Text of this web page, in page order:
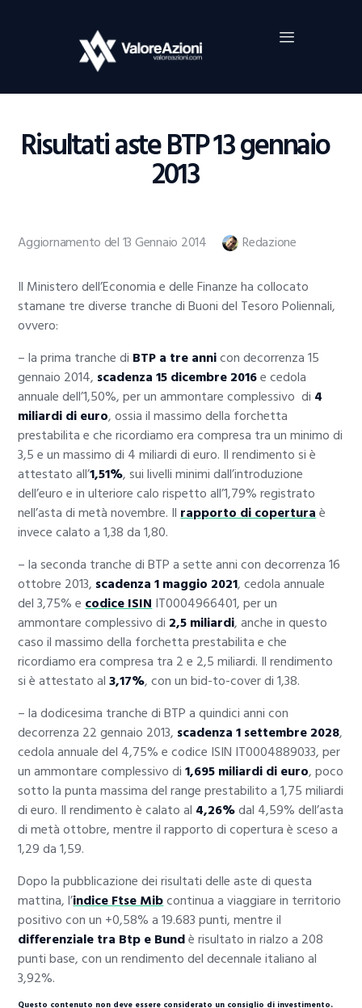
Risultati aste BTP 13 gennaio
2013
Home
Investimenti
Borsa
Guide Al Trading
Aggiornamento del 13 Gennaio 2014 Redazione
Il Ministero dell’Economia e delle Finanze ha collocato
stamane tre diverse tranche di Buoni del Tesoro Poliennali,
ovvero:
– la prima tranche di BTP a tre annicon decorrenza 15
gennaio 2014, scadenza 15 dicembre 2016e cedola
annuale dell’1,50%, per un ammontare complessivo di 4
miliardi di euro, ossia il massimo della forchetta
prestabilita e che ricordiamo era compresa tra un minimo di
3,5 e un massimo di 4 miliardi di euro. Il rendimento si è
attestato all’1,51%, sui livelli minimi dall’introduzione
dell’euro e in ulteriore calo rispetto all’1,79% registrato
nell’asta di metà novembre. Ilrapporto di coperturaè
invece calato a 1,38 da 1,80.
– la seconda tranche di BTP a sette anni con decorrenza 16
ottobre 2013, scadenza 1 maggio 2021, cedola annuale
del 3,75% ecodice ISINIT0004966401, per un
ammontare complessivo di 2,5 miliardi, anche in questo
caso il massimo della forchetta prestabilita e che
ricordiamo era compresa tra 2 e 2,5 miliardi. Il rendimento
si è attestato al3,17%, con un bid-to-cover di 1,38.
– la dodicesima tranche di BTP a quindici anni con
decorrenza 22 gennaio 2013, scadenza 1 settembre 2028,
cedola annuale del 4,75% e codice ISIN IT0004889033, per
un ammontare complessivo di1,695 miliardi di euro, poco
sotto la punta massima del range prestabilito a 1,75 miliardi
di euro. Il rendimento è calato al 4,26%dal 4,59% dell’asta
di metà ottobre, mentre il rapporto di copertura è sceso a
1,29 da 1,59.
Dopo la pubblicazione dei risultati delle aste di questa
mattina, l’indice Ftse Mibcontinua a viaggiare in territorio
positivo con un +0,58% a 19.683 punti, mentre il
differenziale tra Btp e Bundè risultato in rialzo a 208
punti base, con un rendimento del decennale italiano al
3,92%.
Questo contenuto non deve essere considerato un consiglio di investimento.